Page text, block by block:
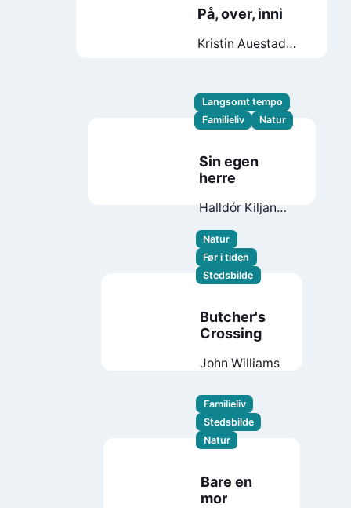
På, over, inni
Kristin Auestad
Langsomt tempo
Familieliv
Natur
Sin egen
herre
Halldór Kiljan
Natur
Før i tiden
Stedsbilde
Butcher's
Crossing
John Williams
Familieliv
Stedsbilde
Natur
Bare en
mor